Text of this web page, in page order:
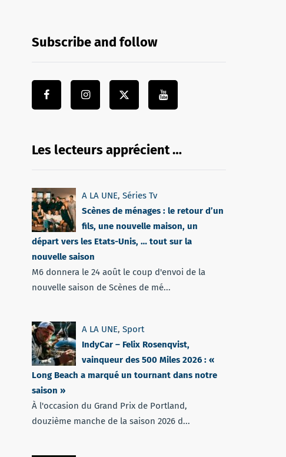
Subscribe and follow
Les lecteurs apprécient …
A LA UNE, Séries Tv
Scènes de ménages : le retour d’un
fils, une nouvelle maison, un
départ vers les Etats-Unis, … tout sur la
nouvelle saison
M6 donnera le 24 août le coup d'envoi de la
nouvelle saison de Scènes de mé...
A LA UNE, Sport
IndyCar – Felix Rosenqvist,
vainqueur des 500 Miles 2026 : «
Long Beach a marqué un tournant dans notre
saison »
À l'occasion du Grand Prix de Portland,
douzième manche de la saison 2026 d...